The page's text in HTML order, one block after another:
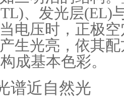
、发光层(EL)
电压时，正极
生光亮，依其
成基本色彩。
谱近自然光